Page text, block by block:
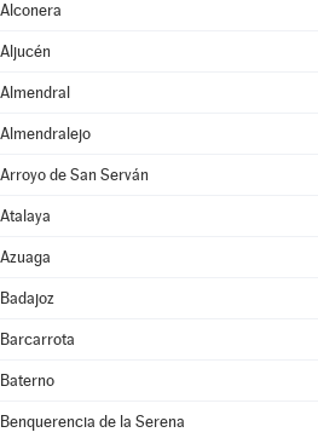
Alconera
Aljucén
Almendral
Almendralejo
Arroyo de San Serván
Atalaya
Azuaga
Badajoz
Barcarrota
Baterno
Benquerencia de la Serena